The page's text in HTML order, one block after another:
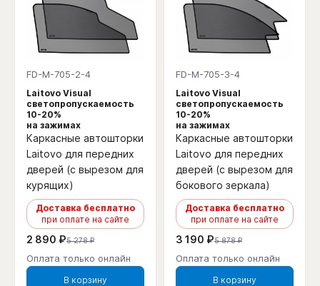
FD-M-705-2-4
Laitovo Visual
светопропускаемость
10-20%
на зажимах
Каркасные автошторки
Laitovo для передних
дверей (с вырезом для
курящих)
Доставка бесплатно
при оплате на сайте
2 890 ₽5 278 ₽
Оплата только онлайн
В корзину
FD-M-705-3-4
Laitovo Visual
светопропускаемость
10-20%
на зажимах
Каркасные автошторки
Laitovo для передних
дверей (с вырезом для
бокового зеркала)
Доставка бесплатно
при оплате на сайте
3 190 ₽5 878 ₽
Оплата только онлайн
В корзину